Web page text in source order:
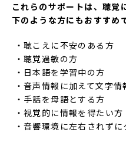
これらのサポートは、 聴覚
下のような方にもおすすめ
聴こえに不安のある方
聴覚過敏の方
日本語を学習中の方
音声情報に加えて文字
手話を母語とする方
視覚的に情報を得たい方
音響環境に左右されず